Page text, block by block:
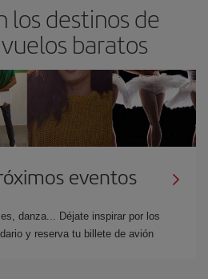
los destinos de
baratos
eventos
danza... Déjate inspirar por los
y reserva tu billete de avión